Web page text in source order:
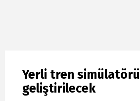
Yerli tren simülatörü
geliştirilecek